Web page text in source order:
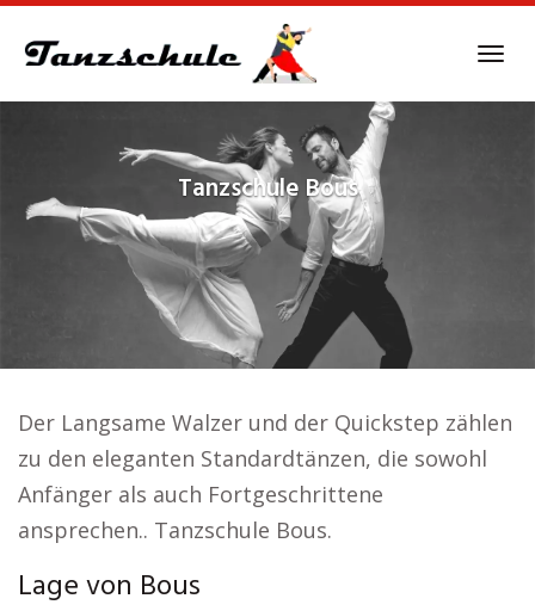
Tanzschule Bous
Der Langsame Walzer und der Quickstep zählen
zu den eleganten Standardtänzen, die sowohl
Anfänger als auch Fortgeschrittene
ansprechen.. Tanzschule Bous.
Lage von Bous